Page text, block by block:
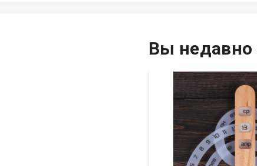
Вы недавно